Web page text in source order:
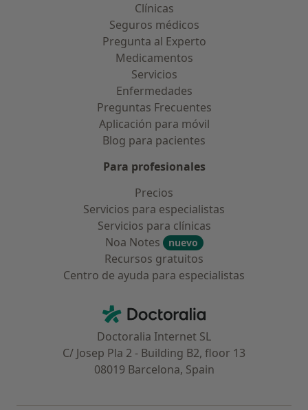
Clínicas
Seguros médicos
Pregunta al Experto
Medicamentos
Servicios
Enfermedades
Preguntas Frecuentes
Aplicación para móvil
Blog para pacientes
Para profesionales
Precios
Servicios para especialistas
Servicios para clínicas
Noa Notes
nuevo
Recursos gratuitos
Centro de ayuda para especialistas
Doctoralia - Página de inicio
Doctoralia Internet SL
C/ Josep Pla 2 - Building B2, floor 13
08019 Barcelona, Spain